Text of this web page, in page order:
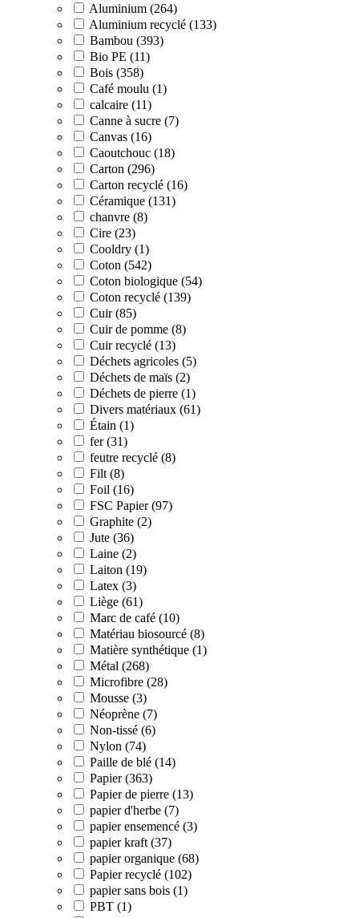
Aluminium (264)
Aluminium recyclé (133)
Bambou (393)
Bio PE (11)
Bois (358)
Café moulu (1)
calcaire (11)
Canne à sucre (7)
Canvas (16)
Caoutchouc (18)
Carton (296)
Carton recyclé (16)
Céramique (131)
chanvre (8)
Cire (23)
Cooldry (1)
Coton (542)
Coton biologique (54)
Coton recyclé (139)
Cuir (85)
Cuir de pomme (8)
Cuir recyclé (13)
Déchets agricoles (5)
Déchets de maïs (2)
Déchets de pierre (1)
Divers matériaux (61)
Étain (1)
fer (31)
feutre recyclé (8)
Filt (8)
Foil (16)
FSC Papier (97)
Graphite (2)
Jute (36)
Laine (2)
Laiton (19)
Latex (3)
Liège (61)
Marc de café (10)
Matériau biosourcé (8)
Matière synthétique (1)
Métal (268)
Microfibre (28)
Mousse (3)
Néoprène (7)
Non-tissé (6)
Nylon (74)
Paille de blé (14)
Papier (363)
Papier de pierre (13)
papier d'herbe (7)
papier ensemencé (3)
papier kraft (37)
papier organique (68)
Papier recyclé (102)
papier sans bois (1)
PBT (1)